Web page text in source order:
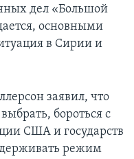
дел «Большой
основными
в Сирии и
заявил, что
бороться с
США и государств
режим